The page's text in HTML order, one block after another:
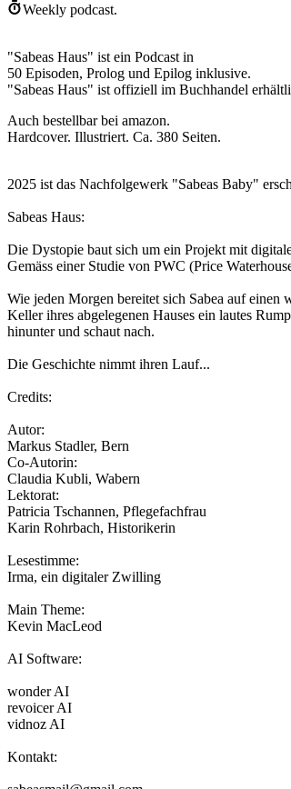
Weekly podcast.
"Sabeas Haus" ist ein Podcast in
50 Episoden, Prolog und Epilog inklusive.
"Sabeas Haus" ist offiziell im Buchhandel
Auch bestellbar bei amazon.
Hardcover. Illustriert. Ca. 380 Seiten.
2025 ist das Nachfolgewerk "Sabeas Baby"
Sabeas Haus:
Die Dystopie baut sich um ein Projekt mit
Gemäss einer Studie von PWC (Price
Wie jeden Morgen bereitet sich Sabea auf
Keller ihres abgelegenen Hauses ein lautes
hinunter und schaut nach.
Die Geschichte nimmt ihren Lauf...
Credits:
Autor:
Markus Stadler, Bern
Co-Autorin:
Claudia Kubli, Wabern
Lektorat:
Patricia Tschannen, Pflegefachfrau
Karin Rohrbach, Historikerin
Lesestimme:
Irma, ein digitaler Zwilling
Main Theme:
Kevin MacLeod
AI Software:
wonder AI
revoicer AI
vidnoz AI
Kontakt: